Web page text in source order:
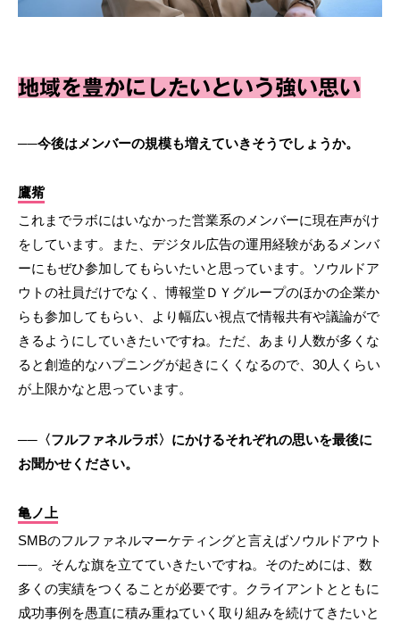
地域を豊かにしたいという強い思い
──今後はメンバーの規模も増えていきそうでしょうか。
鷹觜
これまでラボにはいなかった営業系のメンバーに現在声がけ
をしています。また、デジタル広告の運用経験があるメンバ
ーにもぜひ参加してもらいたいと思っています。ソウルドア
ウトの社員だけでなく、博報堂ＤＹグループのほかの企業か
らも参加してもらい、より幅広い視点で情報共有や議論がで
きるようにしていきたいですね。ただ、あまり人数が多くな
ると創造的なハプニングが起きにくくなるので、30人くらい
が上限かなと思っています。
──〈フルファネルラボ〉にかけるそれぞれの思いを最後に
お聞かせください。
亀ノ上
SMBのフルファネルマーケティングと言えばソウルドアウト
──。そんな旗を立てていきたいですね。そのためには、数
多くの実績をつくることが必要です。クライアントとともに
成功事例を愚直に積み重ねていく取り組みを続けてきたいと